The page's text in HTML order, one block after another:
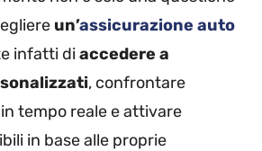
un’assicurazione auto
infatti diaccedere a
, confrontare
tempo reale e attivare
in base alle proprie